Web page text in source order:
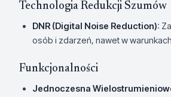
Technologia Redukcji Szumów
DNR (Digital Noise Reduction):
osób i zdarzeń, nawet w
Funkcjonalności
Jednoczesna